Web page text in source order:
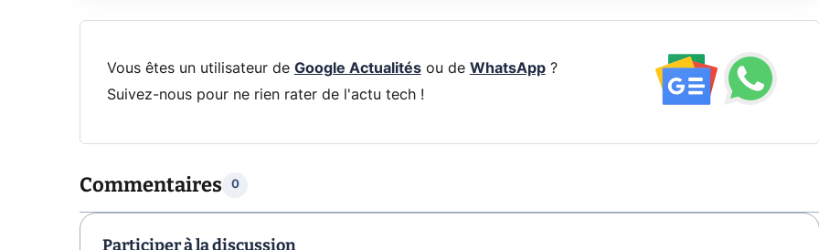
Vous êtes un utilisateur de Google Actualitésou de WhatsApp?
Suivez-nous pour ne rien rater de l'actu tech !
Commentaires 0
Participer à la discussion